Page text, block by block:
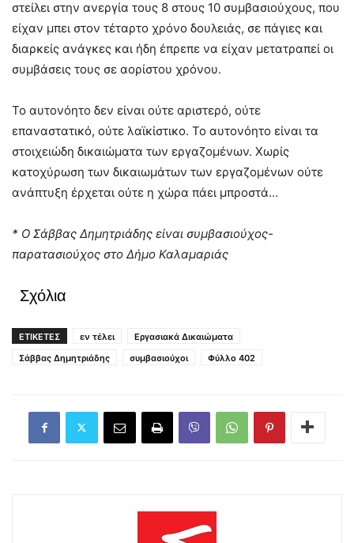
στείλει στην ανεργία τους 8 στους 10 συμβασιούχους, που
είχαν μπει στον τέταρτο χρόνο δουλειάς, σε πάγιες και
διαρκείς ανάγκες και ήδη έπρεπε να είχαν μετατραπεί οι
συμβάσεις τους σε αορίστου χρόνου.
Το αυτονόητο δεν είναι ούτε αριστερό, ούτε
επαναστατικό, ούτε λαϊκίστικο. Το αυτονόητο είναι τα
στοιχειώδη δικαιώματα των εργαζομένων. Χωρίς
κατοχύρωση των δικαιωμάτων των εργαζομένων ούτε
ανάπτυξη έρχεται ούτε η χώρα πάει μπροστά…
* Ο Σάββας Δημητριάδης είναι συμβασιούχος-
παρατασιούχος στο Δήμο Καλαμαριάς
Σχόλια
ΕΤΙΚΕΤΕΣ εν τέλει
Εργασιακά Δικαιώματα
Σάββας Δημητριάδης
συμβασιούχοι Φύλλο 402